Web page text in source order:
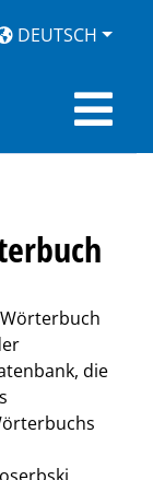
DEUTSCH
die